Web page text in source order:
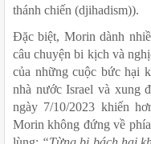
thánh chiến (djihadism)).
Đặc biệt, Morin dành
câu chuyện bi kịch và
của những cuộc bức hại
nhà nước Israel và xung
ngày 7/10/2023 khiến
Morin không đứng về